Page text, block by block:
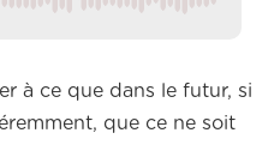
à ce que dans le futur, si
que ce ne soit